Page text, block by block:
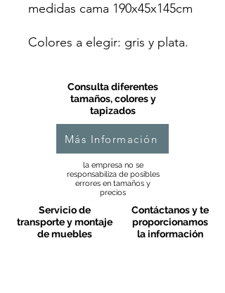
medidas cama 190x45x145cm
Colores a elegir: gris y plata.
Consulta diferentes
tamaños, colores y
tapizados
Más Información
la empresa no se
responsabiliza de posibles
errores en tamaños y
precios
Servicio de
transporte y montaje
de muebles
Contáctanos y te
proporcionamos
la información